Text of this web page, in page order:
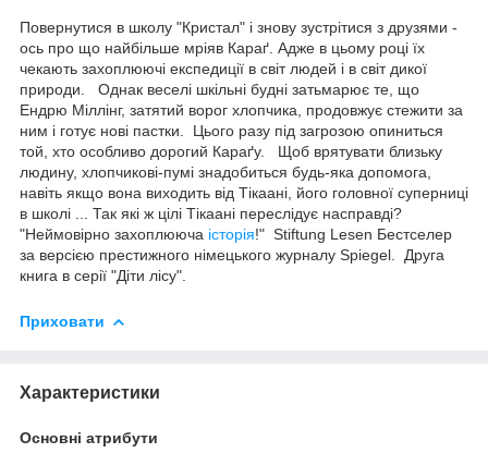
Повернутися в школу "Кристал" і знову зустрітися з друзями -
ось про що найбільше мріяв Караґ. Адже в цьому році їх
чекають захоплюючі експедиції в світ людей і в світ дикої
природи. Однак веселі шкільні будні затьмарює те, що
Ендрю Міллінг, затятий ворог хлопчика, продовжує стежити за
ним і готує нові пастки. Цього разу під загрозою опиниться
той, хто особливо дорогий Караґу. Щоб врятувати близьку
людину, хлопчикові-пумі знадобиться будь-яка допомога,
навіть якщо вона виходить від Тікаані, його головної суперниці
в школі ... Так які ж цілі Тікаані переслідує насправді?
"Неймовірно захоплююча історія!" Stiftung Lesen Бестселер
за версією престижного німецького журналу Spiegel. Друга
книга в серії "Діти лісу".
Приховати
Характеристики
Основні атрибути